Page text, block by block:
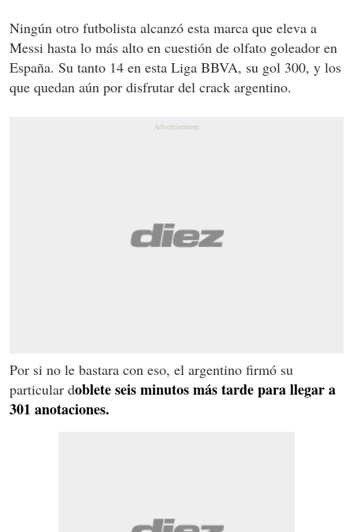
Ningún otro futbolista alcanzó esta marca que eleva a
Messi hasta lo más alto en cuestión de olfato goleador en
España. Su tanto 14 en esta Liga BBVA, su gol 300, y los
que quedan aún por disfrutar del crack argentino.
Por si no le bastara con eso, el argentino firmó su
particular doblete seis minutos más tarde para llegar a
301 anotaciones.